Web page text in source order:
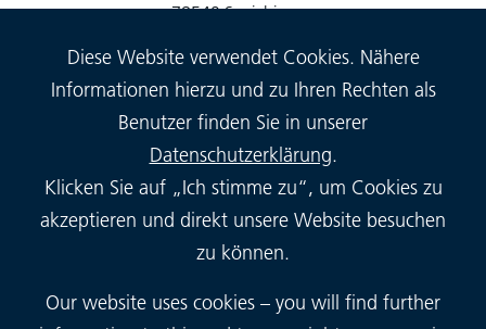
78549 Spaichingen
Tel.: 00 49 (0) 7424 943-0
Fax: 00 49 (0) 7424 943-100
Diese Website verwendet Cookies. Nähere
Informationen hierzu und zu Ihren Rechten als
Benutzer finden Sie in unserer
Datenschutzerklärung.
Klicken Sie auf „Ich stimme zu“, um Cookies zu
akzeptieren und direkt unsere Website besuchen
zu können.
Our website uses cookies – you will find further